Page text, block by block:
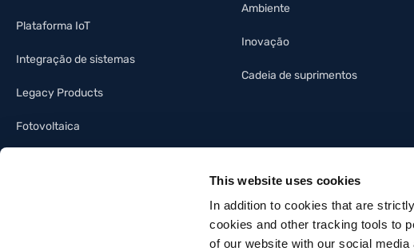
This website uses cookies
In addition to cookies that are
cookies and other tracking tools to
of our website with our social
Plataforma IoT
Integração de sistemas
Legacy Products
Fotovoltaica
Ambiente
Inovação
Cadeia de suprimentos